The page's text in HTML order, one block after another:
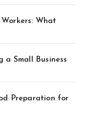
What
a Small Business
Preparation for